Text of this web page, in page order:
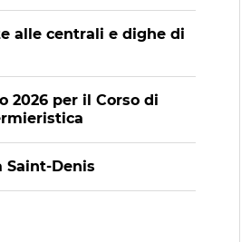
alle centrali e dighe di
2026 per il Corso di
Saint-Denis